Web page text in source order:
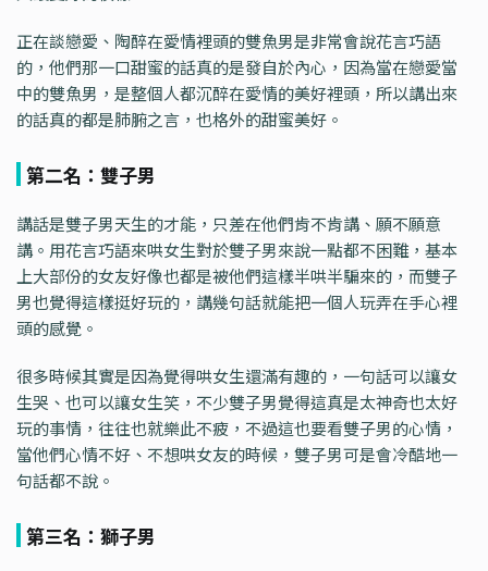
正在談戀愛、陶醉在愛情裡頭的雙魚男是非常會說花言巧語
的，他們那一口甜蜜的話真的是發自於內心，因為當在戀愛當
中的雙魚男，是整個人都沉醉在愛情的美好裡頭，所以講出來
的話真的都是肺腑之言，也格外的甜蜜美好。
第二名：雙子男
講話是雙子男天生的才能，只差在他們肯不肯講、願不願意
講。用花言巧語來哄女生對於雙子男來說一點都不困難，基本
上大部份的女友好像也都是被他們這樣半哄半騙來的，而雙子
男也覺得這樣挺好玩的，講幾句話就能把一個人玩弄在手心裡
頭的感覺。
很多時候其實是因為覺得哄女生還滿有趣的，一句話可以讓女
生哭、也可以讓女生笑，不少雙子男覺得這真是太神奇也太好
玩的事情，往往也就樂此不疲，不過這也要看雙子男的心情，
當他們心情不好、不想哄女友的時候，雙子男可是會冷酷地一
句話都不說。
第三名：獅子男